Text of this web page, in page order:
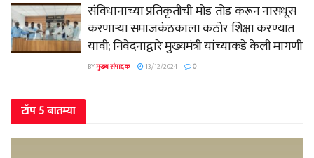
संविधानाच्या प्रतिकृतीची मोड तोड करून नासधूस
करणाऱ्या समाजकंठकाला कठोर शिक्षा करण्यात
यावी; निवेदनाद्वारे मुख्यमंत्री यांच्याकडे केली मागणी
BYमुख्य संपादक 13/12/2024 0
टॉप 5 बातम्या